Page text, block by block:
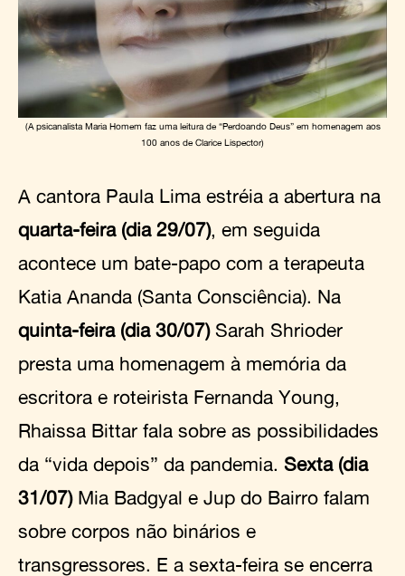
(A psicanalista Maria Homem faz uma leitura de “Perdoando Deus” em homenagem aos
100 anos de Clarice Lispector)
A cantora Paula Lima estréia a abertura na
quarta-feira (dia 29/07), em seguida
acontece um bate-papo com a terapeuta
Katia Ananda (Santa Consciência). Na
quinta-feira (dia 30/07)Sarah Shrioder
presta uma homenagem à memória da
escritora e roteirista Fernanda Young,
Rhaissa Bittar fala sobre as possibilidades
da “vida depois” da pandemia. Sexta (dia
31/07)Mia Badgyal e Jup do Bairro falam
sobre corpos não binários e
transgressores. E a sexta-feira se encerra